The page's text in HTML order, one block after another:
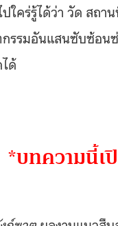
ปใคร่รู้ได้ว่า วัด สถ
รรมอันแสนซับซ้อนซ่
ด้
*บทความนี้เ